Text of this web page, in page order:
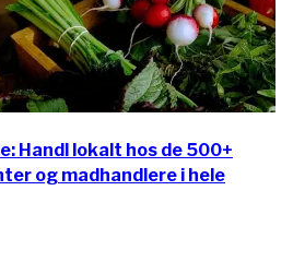
Handl lokalt hos de 500+
og madhandlere i hele